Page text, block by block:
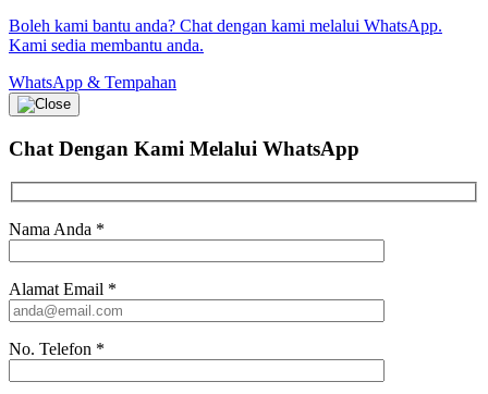
Boleh kami bantu anda? Chat dengan kami melalui WhatsApp.
Kami sedia membantu anda.
WhatsApp & Tempahan
Chat Dengan Kami Melalui WhatsApp
Nama Anda *
Alamat Email *
No. Telefon *